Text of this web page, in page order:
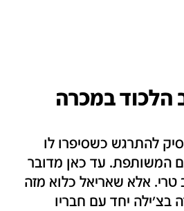
הלכוד במכרה
להתרגש כשסיפרו לו
המשותפת. עד כאן מדובר
טרי. אלא שאריאל כלוא מזה
בצ'ילה יחד עם חבריו